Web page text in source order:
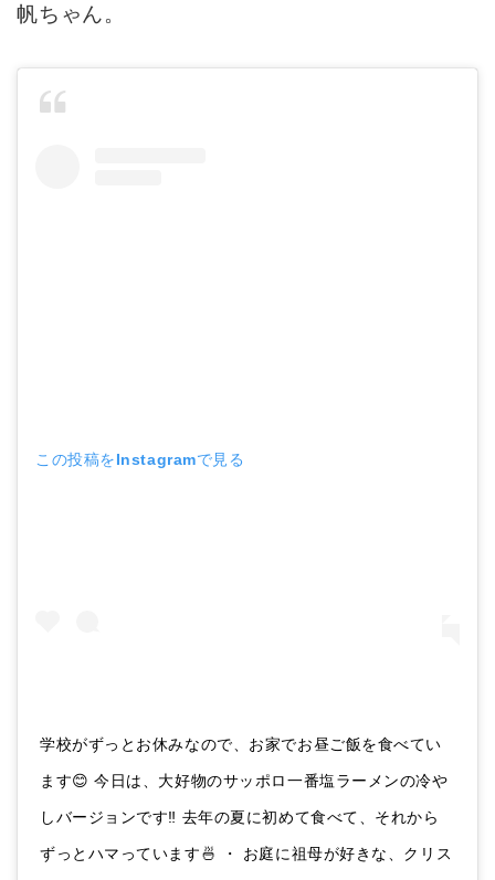
帆ちゃん。
この投稿をInstagramで見る
学校がずっとお休みなので、お家でお昼ご飯を食べてい
ます😊 今日は、大好物のサッポロ一番塩ラーメンの冷や
しバージョンです‼︎ 去年の夏に初めて食べて、それから
ずっとハマっています🍜 ・ お庭に祖母が好きな、クリス